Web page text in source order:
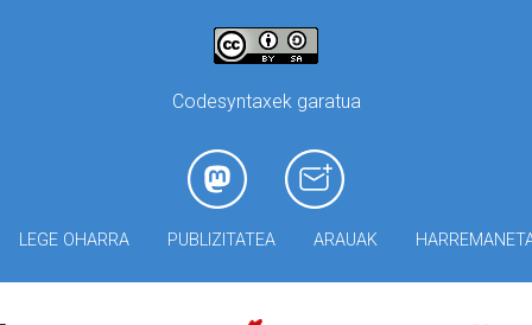
Codesyntaxek garatua
LEGE OHARRA PUBLIZITATEA ARAUAK